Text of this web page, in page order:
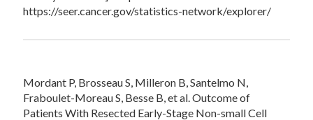
https://seer.cancer.gov/statistics-network/explorer/
Mordant P, Brosseau S, Milleron B, Santelmo N,
Fraboulet-Moreau S, Besse B, et al. Outcome of
Patients With Resected Early-Stage Non-small Cell